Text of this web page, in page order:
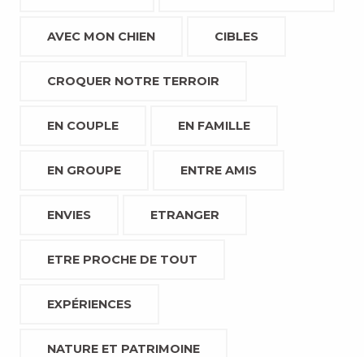
AVEC MON CHIEN CIBLES
CROQUER NOTRE TERROIR
EN COUPLE EN FAMILLE
EN GROUPE ENTRE AMIS
ENVIES ETRANGER
ETRE PROCHE DE TOUT
EXPÉRIENCES
NATURE ET PATRIMOINE